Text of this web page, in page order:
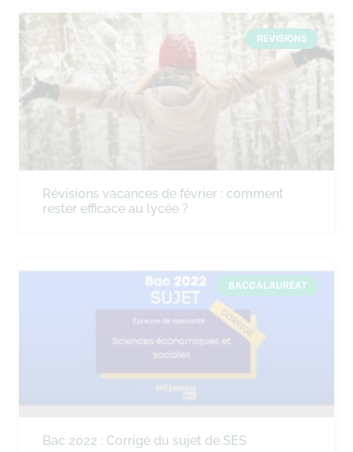
RÉVISIONS
Révisions vacances de février : comment
rester efficace au lycée ?
BACCALAURÉAT
Bac 2022 : Corrigé du sujet de SES